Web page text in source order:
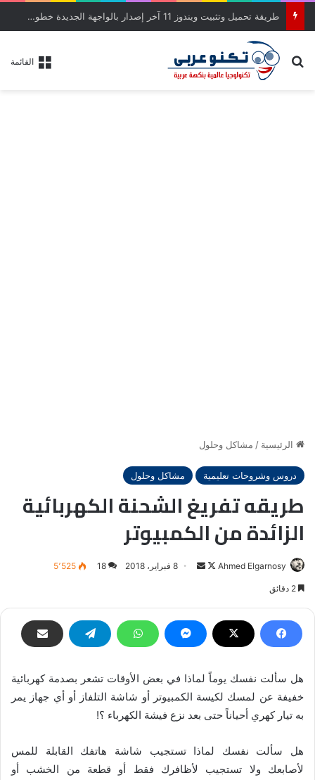
طريقة تحميل وتثبيت ويندوز 11 آخر إصدار بالواجهة الجديدة خطوة بخطوة
القائمة بحث عن
الرئيسية / مشاكل وحلول
دروس وشروحات تعليمية مشاكل وحلول
طريقه تفريغ الشحنة الكهربائية
الزائدة من الكمبيوتر
Ahmed Elgarnosy
Followأرسل8 فبراير، 2018 18 5٬525
هل سألت نفسك يوماً لماذا في بعض الأوقات تشعر بصدمة كهربائية
خفيفة عن لمسك لكيسة الكمبيوتر أو شاشة التلفاز أو أي جهاز يمر
به تيار كهري أحياناً حتى بعد نزع فيشة الكهرباء ؟!
هل سألت نفسك لماذا تستجيب شاشة هاتفك القابلة للمس
لأصابعك ولا تستجيب لأظافرك فقط أو قطعة من الخشب أو